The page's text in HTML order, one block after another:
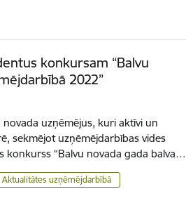
konkursam “Balvu
2022”
uzņēmējus, kuri aktīvi un
sekmējot uzņēmējdarbības vides
konkurss “Balvu novada gada balva…
Aktualitātes uzņēmējdarbībā